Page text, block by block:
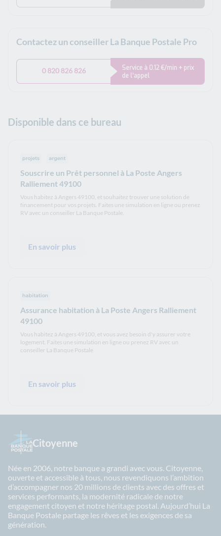
Contactez un conseiller La Banque Postale Pro
0 820 826 826
Service à 0.12 €/min + prix
de l’appel
Disponible dans ce bureau
Souscrire un Prêt personnel à La Poste Angers
Ralliement 49100
projets argent
Vous habitez à Angers 49100, et souhaitez trouver une solution de
financement pour vos projets. Faites une simulation en ligne ou prenez
RV avec un conseiller La Banque Postale.
En savoir plus
Assurance habitation à La Poste Angers Ralliement
49100
habitation
Vous habitez à Angers 49100, et vous avez besoin d'y assurer votre
logement. Faites une simulation en ligne ou prenez RV avec un
conseiller La Banque Postale
En savoir plus
Citoyenne
Née en 2006, notre banque a grandi avec vous. Citoyenne,
ouverte et accessible à tous, nous revendiquons l’ambition
d’accompagner nos 20 millions de clients avec des offres et
services performants, la modernité radicale de notre
engagement citoyen et notre héritage postal. Aujourd’hui La
Banque Postale partage les rêves et les exigences de sa
génération.